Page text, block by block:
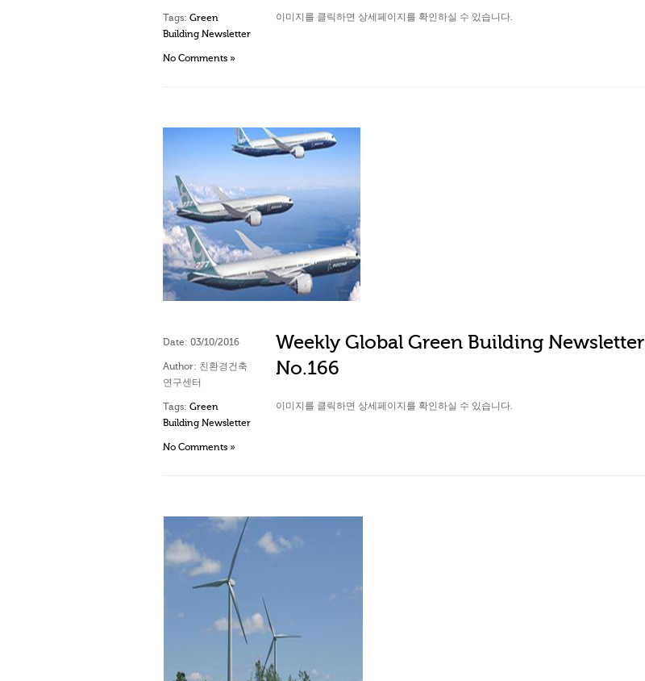
Tags: Green
Building Newsletter
No Comments »
이미지를 클릭하면 상세페이지를 확인하실 수 있습니다.
Date: 03/10/2016
Author: 친환경건축
연구센터
Tags: Green
Building Newsletter
No Comments »
Weekly Global Green Building Newsletter
No.166
이미지를 클릭하면 상세페이지를 확인하실 수 있습니다.